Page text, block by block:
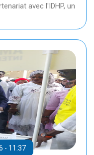
avec l'IDHP, un
- 11:37